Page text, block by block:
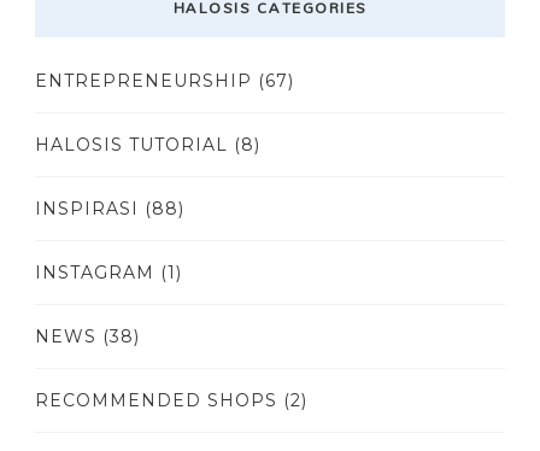
HALOSIS CATEGORIES
ENTREPRENEURSHIP (67)
HALOSIS TUTORIAL (8)
INSPIRASI (88)
INSTAGRAM (1)
NEWS (38)
RECOMMENDED SHOPS (2)